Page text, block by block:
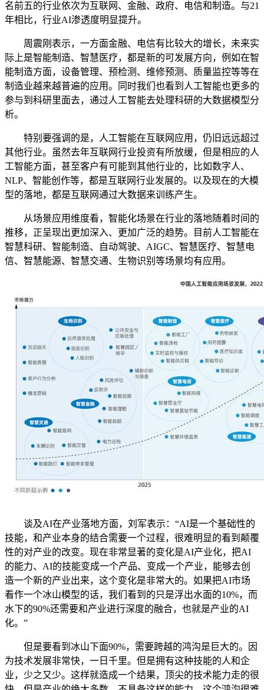
名前五的行业依次为互联网、金融、政府、电信和制造。与21
年相比，行业AI渗透度明显提升。
周震刚表示，一方面金融、电信有比较大的增长，未来实
际上是智能制造、智慧医疗，都是新的可发展方向，例如在智
能制造方面，设备管理、预检测、维修预测、质量监控等等在
制造业越来越普遍的应用。同时我们也看到人工智能也更多的
参与到科研里面去，通过人工智能去处理科研的大数据模型分
析。
特别要强调的是，人工智能在互联网应用，仍旧远远超过
其他行业。虽然去年互联网行业投资有所放缓，但是相应的人
工智能方面，甚至客户有可能到其他行业的，比如数字人、
NLP、智能创作等，都是互联网行业发展的。以及现在的大模
型的落地，都是互联网通过大数据来训练产生。
从场景应用维度看，智能化场景在行业的落地随着时间的
推移，正呈现出更加深入、更加广泛的趋势。目前人工智能在
智慧科研、智能制造、自动驾驶、AIGC、智慧医疗、智慧电
信、智慧能源、智慧交通、生物识别等场景均有应用。
谈及AI在产业落地方面，刘军表示：“AI是一个基础性的
技能，和产业本身的结合需要一个过程，很难明显的看到颠覆
性的对产业的改变。现在非常显著的变化是AI产业化，把AI
的能力、AI的技能变成一个产品、变成一个产业，能够去创
造一个新的产业出来，这个变化是非常大的。如果把AI市场
看作一个冰山模型的话，我们看到的只是浮出水面的10%，而
水下的90%还需要和产业进行深度的融合，也就是产业的AI
化。”
但是要看到冰山下面90%，需要跨越的鸿沟是巨大的。因
为技术发展非常快，一日千里。但是拥有这种技能的人和企
业，少之又少。这样就造成一个结果，顶尖的技术能力走的很